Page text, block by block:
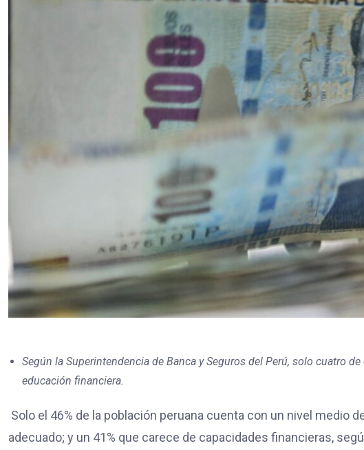
Según la Superintendencia de Banca y Seguros del Perú, solo cuatro
educación financiera.
Solo el 46% de la población peruana cuenta con un nivel medio
adecuado; y un 41% que carece de capacidades financieras,